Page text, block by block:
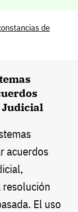
de
Judicial
acuerdos
El uso